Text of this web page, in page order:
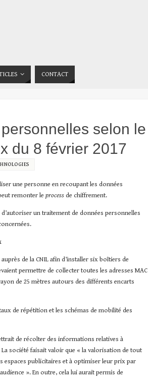
CONTACT
selon le
du 8 février 2017
une personne en recoupant les données
remonter le process de chiffrement.
d’autoriser un traitement de données personnelles
de la CNIL afin d’installer six boîtiers de
permettre de collecter toutes les adresses MAC
de 25 mètres autours des différents encarts
de répétition et les schémas de mobilité des
de récolter des informations relatives à
société faisait valoir que « la valorisation de tout
espaces publicitaires et à optimiser leur prix par
». En outre, cela lui aurait permis de